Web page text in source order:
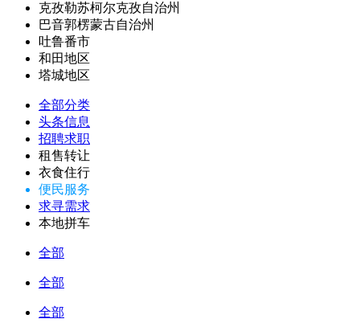
克孜勒苏柯尔克孜自治州
巴音郭楞蒙古自治州
吐鲁番市
和田地区
塔城地区
全部分类
头条信息
招聘求职
租售转让
衣食住行
便民服务
求寻需求
本地拼车
全部
全部
全部